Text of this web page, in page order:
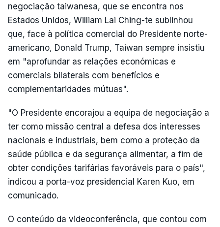
negociação taiwanesa, que se encontra nos
Estados Unidos, William Lai Ching-te sublinhou
que, face à política comercial do Presidente norte-
americano, Donald Trump, Taiwan sempre insistiu
em "aprofundar as relações económicas e
comerciais bilaterais com benefícios e
complementaridades mútuas".
"O Presidente encorajou a equipa de negociação a
ter como missão central a defesa dos interesses
nacionais e industriais, bem como a proteção da
saúde pública e da segurança alimentar, a fim de
obter condições tarifárias favoráveis para o país",
indicou a porta-voz presidencial Karen Kuo, em
comunicado.
O conteúdo da videoconferência, que contou com